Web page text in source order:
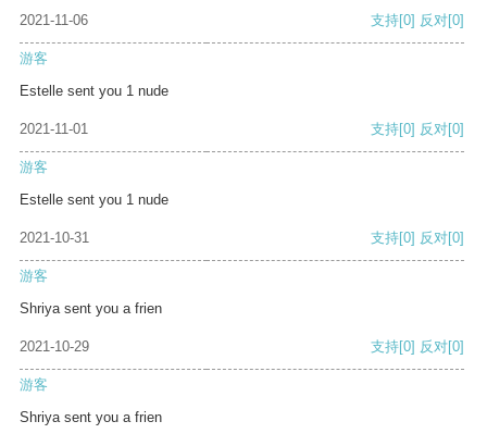
2021-11-06 支持[0] 反对[0]
游客
Estelle sent you 1 nude
2021-11-01 支持[0] 反对[0]
游客
Estelle sent you 1 nude
2021-10-31 支持[0] 反对[0]
游客
Shriya sent you a frien
2021-10-29 支持[0] 反对[0]
游客
Shriya sent you a frien